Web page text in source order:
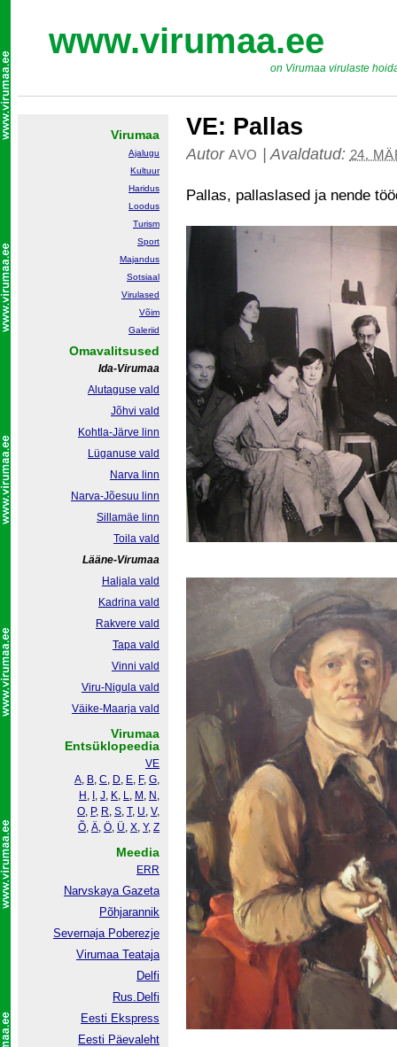
www.virumaa.ee
on Virumaa virulaste
VE: Pallas
Autor AVO |Avaldatud: 24.
Pallas, pallaslased ja nende
Virumaa
Ajalugu
Kultuur
Haridus
Loodus
Turism
Sport
Majandus
Sotsiaal
Virulased
Võim
Galeriid
Omavalitsused
Ida-Virumaa
Alutaguse vald
Jõhvi vald
Kohtla-Järve linn
Lüganuse vald
Narva linn
Narva-Jõesuu linn
Sillamäe linn
Toila vald
Lääne-Virumaa
Haljala vald
Kadrina vald
Rakvere vald
Tapa vald
Vinni vald
Viru-Nigula vald
Väike-Maarja vald
Virumaa
Entsüklopeedia
VE
A, B, C, D, E, F, G,
H , , J, K, L, M , N ,
O, P, R, S, T, U, V,
Õ, Ä, Ö, Ü, X, Y, Z
Meedia
ERR
Narvskaya Gazeta
Põhjarannik
Severnaja Poberezje
Virumaa Teataja
Delfi
Rus.Delfi
Eesti Ekspress
Eesti Päevaleht